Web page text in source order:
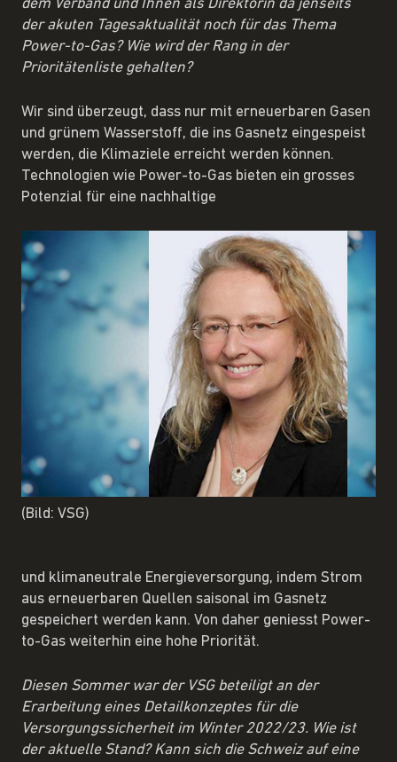
dem Verband und Ihnen als Direktorin da jenseits
der akuten Tagesaktualität noch für das Thema
Power-to-Gas? Wie wird der Rang in der
Prioritätenliste gehalten?
Wir sind überzeugt, dass nur mit erneuerbaren Gasen
und grünem Wasserstoff, die ins Gasnetz eingespeist
werden, die Klimaziele erreicht werden können.
Technologien wie Power-to-Gas bieten ein grosses
Potenzial für eine nachhaltige
(Bild: VSG)
und klimaneutrale Energieversorgung, indem Strom
aus erneuerbaren Quellen saisonal im Gasnetz
gespeichert werden kann. Von daher geniesst Power-
to-Gas weiterhin eine hohe Priorität.
Diesen Sommer war der VSG beteiligt an der
Erarbeitung eines Detailkonzeptes für die
Versorgungssicherheit im Winter 2022/23. Wie ist
der aktuelle Stand? Kann sich die Schweiz auf eine